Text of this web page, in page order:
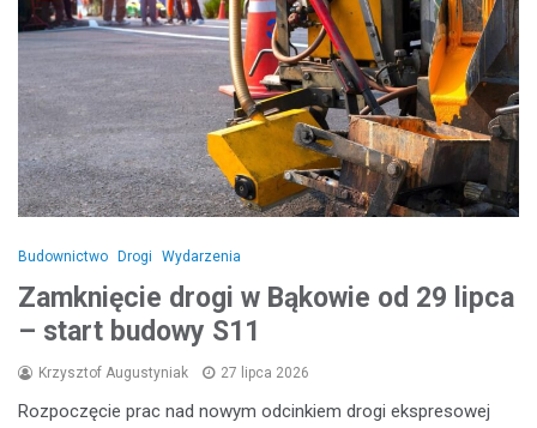
Budownictwo Drogi Wydarzenia
Zamknięcie drogi w Bąkowie od 29 lipca
– start budowy S11
Krzysztof Augustyniak 27 lipca 2026
Rozpoczęcie prac nad nowym odcinkiem drogi ekspresowej